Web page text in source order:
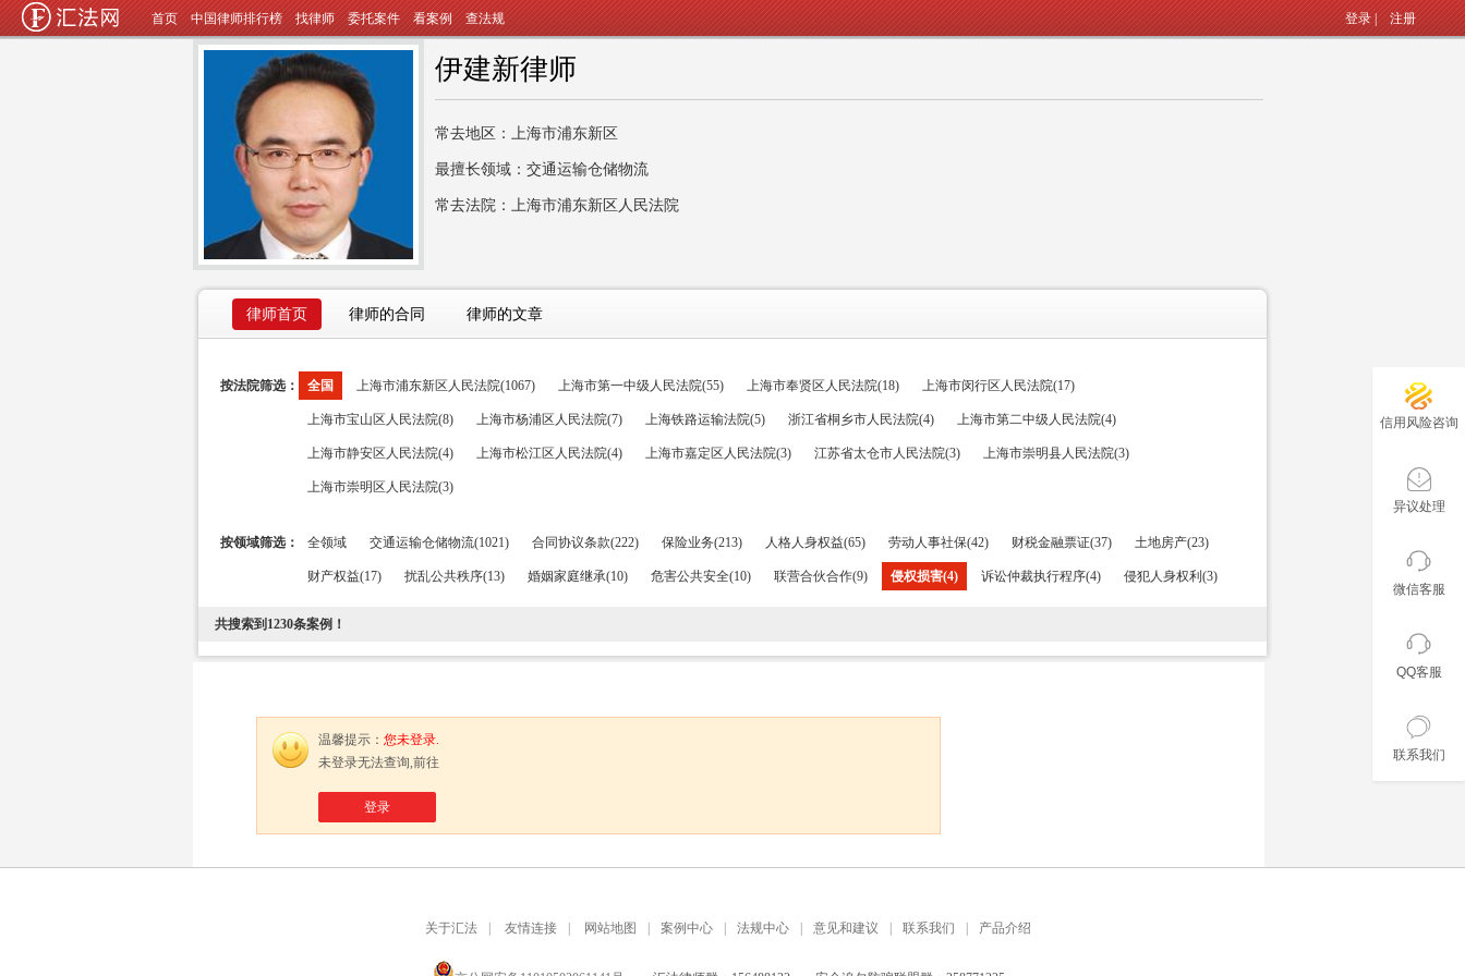
首页 中国律师排行榜 找律师 委托案件 看案例 查法规 登录| 注册
伊建新律师
常去地区：上海市浦东新区
最擅长领域：交通运输仓储物流
常去法院：上海市浦东新区人民法院
律师首页 律师的合同 律师的文章
按法院筛选： 全国 上海市浦东新区人民法院(1067) 上海市第一中级人民法院(55) 上海市奉贤区人民法院(18) 上海市闵行区人民法院(17)
上海市宝山区人民法院(8) 上海市杨浦区人民法院(7) 上海铁路运输法院(5) 浙江省桐乡市人民法院(4) 上海市第二中级人民法院(4)
上海市静安区人民法院(4) 上海市松江区人民法院(4) 上海市嘉定区人民法院(3) 江苏省太仓市人民法院(3) 上海市崇明县人民法院(3)
上海市崇明区人民法院(3)
按领域筛选： 全领域 交通运输仓储物流(1021) 合同协议条款(222) 保险业务(213) 人格人身权益(65) 劳动人事社保(42) 财税金融票证(37) 土地房产(23)
财产权益(17) 扰乱公共秩序(13) 婚姻家庭继承(10) 危害公共安全(10) 联营合伙合作(9) 侵权损害(4) 诉讼仲裁执行程序(4) 侵犯人身权利(3)
共搜索到 1230条案例！
温馨提示： 您未登录.
未登录无法查询,前往
登录
信用风险咨询
异议处理
微信客服
QQ客服
联系我们
关于汇法 友情连接 网站地图 案例中心 法规中心 意见和建议 联系我们 产品介绍